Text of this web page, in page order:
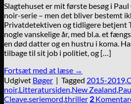
Slagtehuset er mit første besøg i
noir-serie – men det bliver bestemt
Privatdetektiven og tidligere betjent
nogle vanskelige år, med bl.a. et
en død datter og en hustru i koma.
tilbage til sit job i politiet, og […]
Fortsæt med at læse →
Udgivet Bøger | Tagged 2015-2019,
noir,Litteratursiden,New Zealand,
Cleave,seriemord,thriller 2